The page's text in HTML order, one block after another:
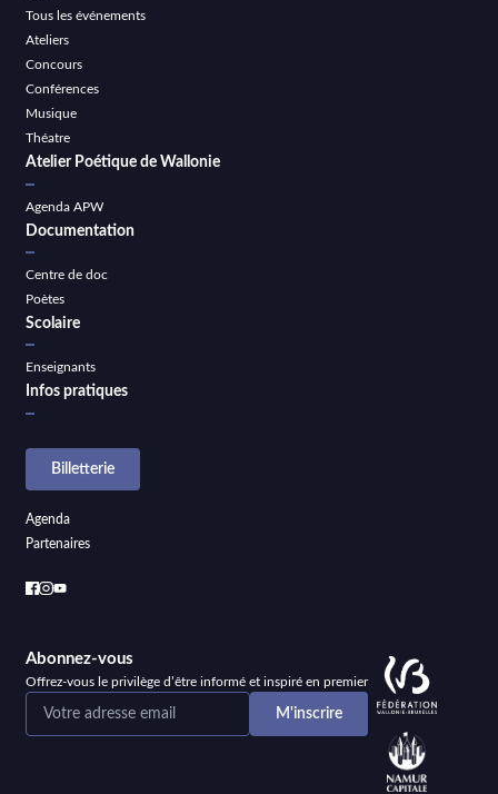
Tous les événements
Ateliers
Concours
Conférences
Musique
Théatre
Atelier Poétique de Wallonie
Agenda APW
Documentation
Centre de doc
Poètes
Scolaire
Enseignants
Infos pratiques
Billetterie
Agenda
Partenaires
Abonnez-vous
Offrez-vous le privilège d’être informé et inspiré en premier